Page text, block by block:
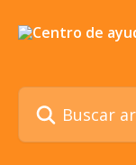
Buscar artículos...